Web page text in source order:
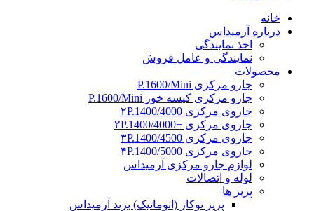
خانه
درباره آرمیداس
اخذ نمایندگی
نمایندگی و عامل فروش
محصولات
جارو مرکزی P.1600/Mini
جارو مرکزی کیسه خور P.1600/Mini
جاروی مرکزی ۲P.1400/4000
جاروی مرکزی +۲P.1400/4000
جاروی مرکزی ۳P.1400/4500
جاروی مرکزی ۴P.1400/5000
لوازم جارو مرکزی آرمیداس
لوله و اتصالات
پریز ها
پریز توکار (اتوماتیک) برند آرمیداس